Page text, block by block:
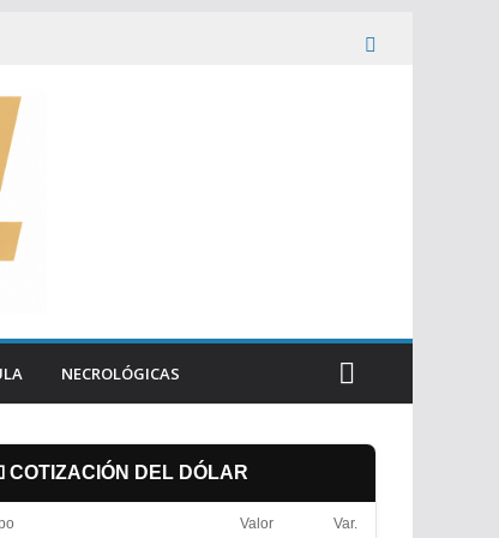
NECROLÓGICAS
COTIZACIÓN DEL DÓLAR
Valor Var.